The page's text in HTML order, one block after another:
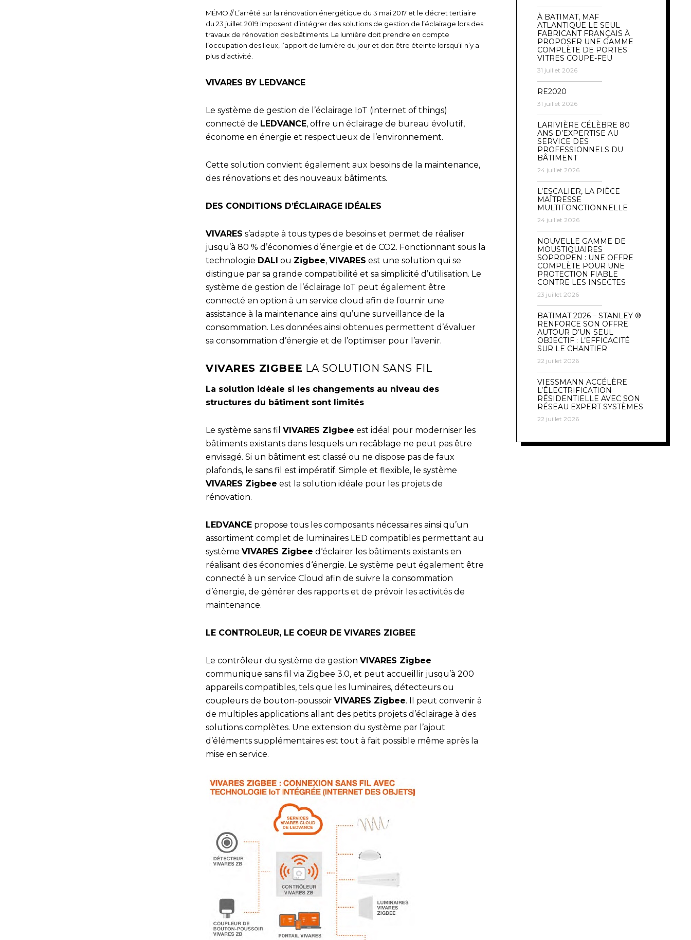
MÉMO // L’arrêté sur la rénovation énergétique du 3 mai 2017 et le décret tertiaire
du 23 juillet 2019 imposent d’intégrer des solutions de gestion de l’éclairage lors des
travaux de rénovation des bâtiments. La lumière doit prendre en compte
l’occupation des lieux, l’apport de lumière du jour et doit être éteinte lorsqu’il n’y a
plus d’activité.
VIVARES BY LEDVANCE
Le système de gestion de l’éclairage IoT (internet of things)
connecté de LEDVANCE, offre un éclairage de bureau évolutif,
économe en énergie et respectueux de l’environnement.
Cette solution convient également aux besoins de la maintenance,
des rénovations et des nouveaux bâtiments.
DES CONDITIONS D’ÉCLAIRAGE IDÉALES
VIVARES s’adapte à tous types de besoins et permet de réaliser
jusqu’à 80 % d’économies d’énergie et de CO2. Fonctionnant sous la
technologie DALI ou Zigbee, VIVARES est une solution qui se
distingue par sa grande compatibilité et sa simplicité d’utilisation. Le
système de gestion de l’éclairage IoT peut également être
connecté en option à un service cloud afin de fournir une
assistance à la maintenance ainsi qu’une surveillance de la
consommation. Les données ainsi obtenues permettent d’évaluer
sa consommation d’énergie et de l’optimiser pour l’avenir.
VIVARES ZIGBEE LA SOLUTION SANS FIL
La solution idéale si les changements au niveau des
structures du bâtiment sont limités
Le système sans fil VIVARES Zigbee est idéal pour moderniser les
bâtiments existants dans lesquels un recâblage ne peut pas être
envisagé. Si un bâtiment est classé ou ne dispose pas de faux
plafonds, le sans fil est impératif. Simple et flexible, le système
VIVARES Zigbee est la solution idéale pour les projets de
rénovation.
LEDVANCE propose tous les composants nécessaires ainsi qu’un
assortiment complet de luminaires LED compatibles permettant au
système VIVARES Zigbee d‘éclairer les bâtiments existants en
réalisant des économies d‘énergie. Le système peut également être
connecté à un service Cloud afin de suivre la consommation
d’énergie, de générer des rapports et de prévoir les activités de
maintenance.
LE CONTROLEUR, LE COEUR DE VIVARES ZIGBEE
Le contrôleur du système de gestion VIVARES Zigbee
communique sans fil via Zigbee 3.0, et peut accueillir jusqu’à 200
appareils compatibles, tels que les luminaires, détecteurs ou
coupleurs de bouton-poussoir VIVARES Zigbee. Il peut convenir à
de multiples applications allant des petits projets d’éclairage à des
solutions complètes. Une extension du système par l’ajout
d’éléments supplémentaires est tout à fait possible même après la
mise en service.
À BATIMAT, MAF
ATLANTIQUE LE SEUL
FABRICANT FRANÇAIS À
PROPOSER UNE GAMME
COMPLÈTE DE PORTES
VITRES COUPE-FEU
31 juillet 2026
RE2020
31 juillet 2026
LARIVIÈRE CÉLÈBRE 80
ANS D’EXPERTISE AU
SERVICE DES
PROFESSIONNELS DU
BÂTIMENT
24 juillet 2026
L’ESCALIER, LA PIÈCE
MAÎTRESSE
MULTIFONCTIONNELLE
24 juillet 2026
NOUVELLE GAMME DE
MOUSTIQUAIRES
SOPROPEN : UNE OFFRE
COMPLÈTE POUR UNE
PROTECTION FIABLE
CONTRE LES INSECTES
23 juillet 2026
BATIMAT 2026 – STANLEY ®
RENFORCE SON OFFRE
AUTOUR D’UN SEUL
OBJECTIF : L’EFFICACITÉ
SUR LE CHANTIER
22 juillet 2026
VIESSMANN ACCÉLÈRE
L’ÉLECTRIFICATION
RÉSIDENTIELLE AVEC SON
RÉSEAU EXPERT SYSTÈMES
22 juillet 2026